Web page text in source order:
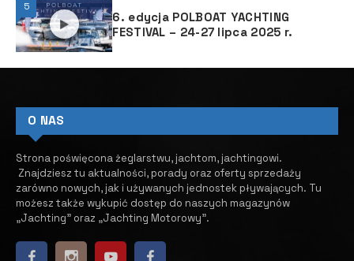
5
6. edycja POLBOAT YACHTING
FESTIVAL – 24-27 lipca 2025 r.
O NAS
Strona poświęcona żeglarstwu, jachtom, jachtingowi.
Znajdziesz tu aktualności, porady oraz oferty sprzedaży
zarówno nowych, jak i używanych jednostek pływających. ​ Tu
możesz także wykupić dostęp do naszych magazynów
„Jachting” oraz „Jachting Motorowy”.